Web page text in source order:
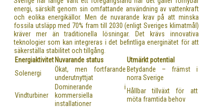
energi, särskilt genom sin omfattande användning av vattenkraft
och eolika energikällor. Men de nuvarande krav på att minska
fossila utsläpp med 70% fram till 2030 (enligt Sveriges klimatmål)
kräver mer än traditionella lösningar. Det krävs innovativa
teknologier som kan integreras i det befintliga energinätet för att
säkerställa stabilitet och tillgång.
Energiaktivitet Nuvarande status
Utmärkt potential
Solenergi
Ökat, men fortfarande
underutnyttjat
Betydande – främst i
norra Sverige
Vindturbiner
Dominerande i
kommersiella
installationer
Hållbar tillväxt för att
möta framtida behov